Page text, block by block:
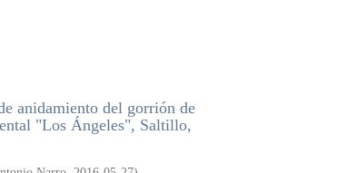
anidamiento del gorrión de
"Los Ángeles", Saltillo,